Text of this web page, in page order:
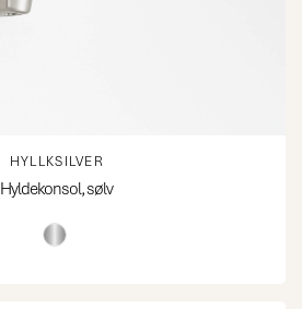
HYLLKSILVER
Hyldekonsol, sølv